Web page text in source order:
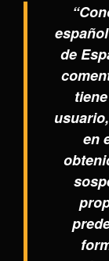
de
en